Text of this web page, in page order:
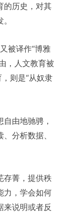
的历史，对其
被译作“博雅
，人文教育被
则是“从奴隶
由地驰骋，
分析数据、
存菁，提供秩
力，学会如何
来说明或者反